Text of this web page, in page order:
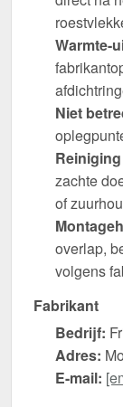
Warmte-
Niet
Reiniging
zachte
of
overlap,
volgens
Fabrikant
Bedrijf:
Adres:
E-mail: